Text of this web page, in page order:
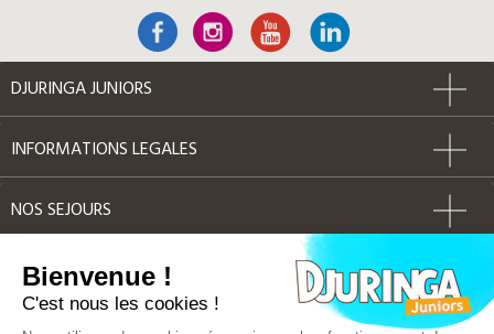
DJURINGA JUNIORS
INFORMATIONS LEGALES
NOS SEJOURS
AUTRES
Bienvenue !
C'est nous les cookies !